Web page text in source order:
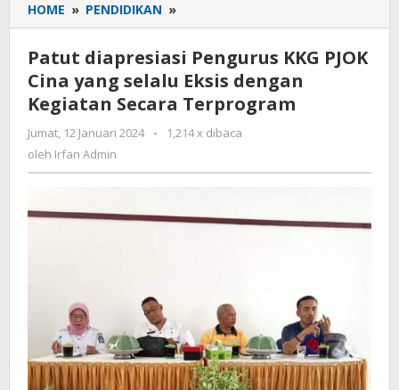
HOME » PENDIDIKAN »
diapresiasi
Pengurus
KKG
PJOK
Cina
selalu
dengan
Secara
Patut diapresiasi Pengurus KKG PJOK
Cina yang selalu Eksis dengan
Kegiatan Secara Terprogram
Jumat, 12 Januari 2024
oleh
-
1,214 x dibaca
oleh Irfan Admin